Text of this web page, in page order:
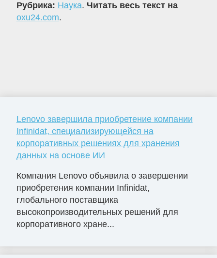
Рубрика: Наука. Читать весь текст на
oxu24.com.
Lenovo завершила приобретение компании
Infinidat, специализирующейся на
корпоративных решениях для хранения
данных на основе ИИ
Компания Lenovo объявила о завершении
приобретения компании Infinidat,
глобального поставщика
высокопроизводительных решений для
корпоративного хране...